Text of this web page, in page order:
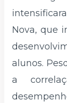
Nova, que
alunos.
a